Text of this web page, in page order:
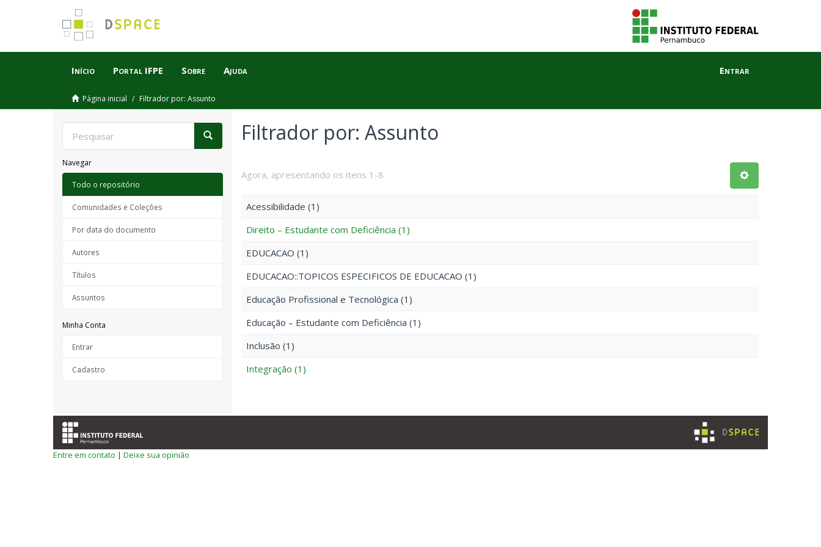
Início Portal IFPE Sobre Ajuda Entrar
Página inicial Filtrador por: Assunto
Navegar
Todo o repositório
Comunidades e Coleções
Por data do documento
Autores
Títulos
Assuntos
Minha Conta
Entrar
Cadastro
Filtrador por: Assunto
Agora, apresentando os itens 1-8
Acessibilidade (1)
Direito – Estudante com Deficiência (1)
EDUCACAO (1)
EDUCACAO::TOPICOS ESPECIFICOS DE EDUCACAO (1)
Educação Profissional e Tecnológica (1)
Educação – Estudante com Deficiência (1)
Inclusão (1)
Integração (1)
Entre em contato | Deixe sua opinião